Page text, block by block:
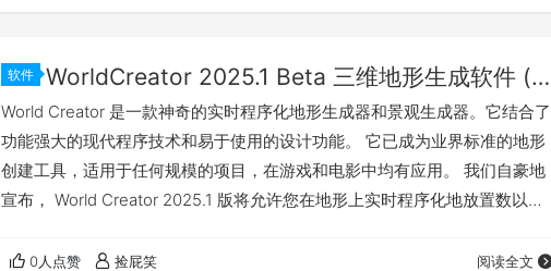
软件 WorldCreator 2025.1 Beta 三维地形生成软件 (Win)
World Creator 是一款神奇的实时程序化地形生成器和景观生成器。它结合了
功能强大的现代程序技术和易于使用的设计功能。 它已成为业界标准的地形
创建工具，适用于任何规模的项目，在游戏和电影中均有应用。 我们自豪地
宣布， World Creator 2025.1 版将允许您在地形上实时程序化地放置数以亿
的场景。这一新系统允许您散布植被、导入和放置自定义 3D 模型，为您的
0人点赞 捡屁笑 阅读全文